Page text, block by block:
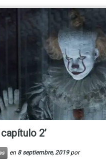
2’
en 8 septiembre, 2019 por